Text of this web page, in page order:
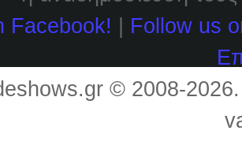
Facebook!
Follow us
© 2008-